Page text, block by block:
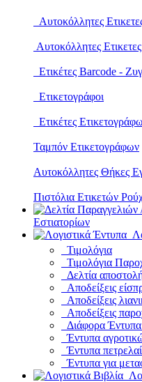
Αυτοκόλλητες
Αυτοκόλλητες
Ετικέτες Barcode -
Ετικετογράφοι
Ετικέτες
Ταμπόν Ετικετογράφων
Αυτοκόλλητες Θήκες
Πιστόλια Ετικετών
Εστιατορίων
Τιμολόγια
Τιμολόγια
Δελτία
Αποδείξεις
Αποδείξεις
Αποδείξεις
Διάφορα Έντυπα
Έντυπα
Έντυπα
Έντυπα για